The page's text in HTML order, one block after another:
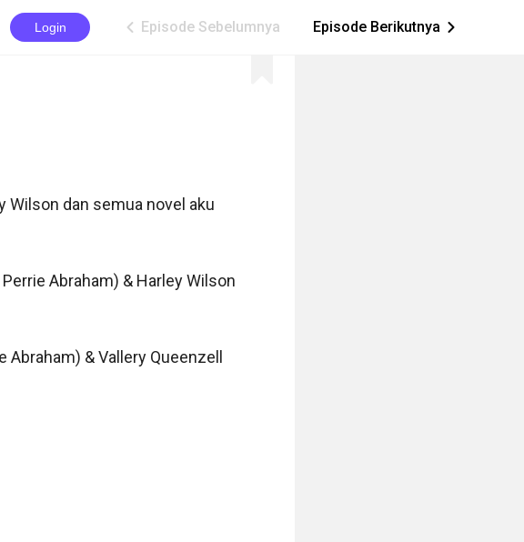
Login ic_arrow_left Episode Sebelumnya Episode Berikutnya ic_arrow_right
Wilson dan semua novel aku
Abraham) & Harley Wilson
Abraham) & Vallery Queenzell